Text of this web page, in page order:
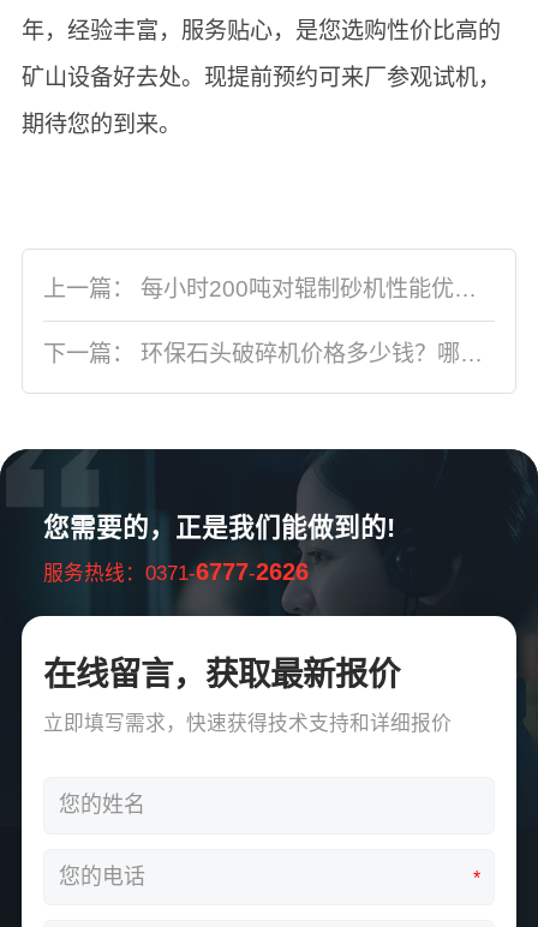
年，经验丰富，服务贴心，是您选购性价比高的
矿山设备好去处。现提前预约可来厂参观试机，
期待您的到来。
上一篇： 每小时200吨对辊制砂机性能优势多，价格实惠
下一篇： 环保石头破碎机价格多少钱？哪个厂家的便宜？
您需要的，正是我们能做到的!
服务热线：0371-6777-2626
在线留言，获取最新报价
立即填写需求，快速获得技术支持和详细报价
*